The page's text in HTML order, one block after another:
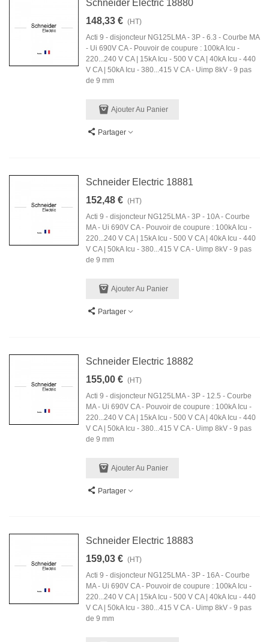
Schneider Electric 18880
148,33 € (HT)
Acti 9 - disjoncteur NG125LMA - 3P - 6.3 - Courbe MA
- Ui 690V CA - Pouvoir de coupure : 100kA Icu -
220...240 V CA | 15kA Icu - 500 V CA | 40kA Icu - 440
V CA | 50kA Icu - 380...415 V CA - Uimp 8kV - 9 pas
de 9 mm
Ajouter Au Panier
Partager
Schneider Electric 18881
152,48 € (HT)
Acti 9 - disjoncteur NG125LMA - 3P - 10A - Courbe
MA - Ui 690V CA - Pouvoir de coupure : 100kA Icu -
220...240 V CA | 15kA Icu - 500 V CA | 40kA Icu - 440
V CA | 50kA Icu - 380...415 V CA - Uimp 8kV - 9 pas
de 9 mm
Ajouter Au Panier
Partager
Schneider Electric 18882
155,00 € (HT)
Acti 9 - disjoncteur NG125LMA - 3P - 12.5 - Courbe
MA - Ui 690V CA - Pouvoir de coupure : 100kA Icu -
220...240 V CA | 15kA Icu - 500 V CA | 40kA Icu - 440
V CA | 50kA Icu - 380...415 V CA - Uimp 8kV - 9 pas
de 9 mm
Ajouter Au Panier
Partager
Schneider Electric 18883
159,03 € (HT)
Acti 9 - disjoncteur NG125LMA - 3P - 16A - Courbe
MA - Ui 690V CA - Pouvoir de coupure : 100kA Icu -
220...240 V CA | 15kA Icu - 500 V CA | 40kA Icu - 440
V CA | 50kA Icu - 380...415 V CA - Uimp 8kV - 9 pas
de 9 mm